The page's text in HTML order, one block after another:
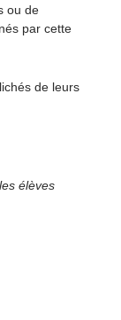
ou de
par cette
de leurs
élèves